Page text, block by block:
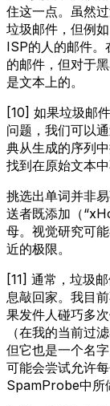
住这一点。虽然
垃圾邮件，但例
ISP的人的邮件。
的邮件，但对于
是文本上的。
[10] 如果垃圾邮
问题，我们可以
典从生成的序列
找到在原始文本
挑选出单词并非
送者既添加（
母。视觉研究可
近的极限。
[11] 通常，垃圾
息敲回家。我目
果发件人碰巧多
（在我的当前过
但它也是一个名
可能会尝试允许
SpamProbe中所